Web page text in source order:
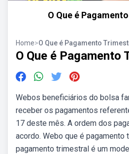
O Que é
Home>O Que é Pagamento
O Que é Pagamento
Webos beneficiários do bolsa
receber os pagamentos
17 deste mês. A ordem dos
acordo. Webo que é pagamento
pagamento trimestral é um